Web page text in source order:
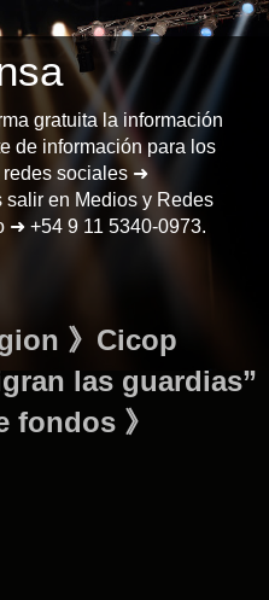
gratuita la información
de información para los
redes sociales ➜
en Medios y Redes
➜ +54 9 11 5340-0973.
》Cicop
las guardias”
fondos 》